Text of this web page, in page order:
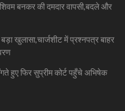
बनकर की दमदार वापसी,बदले और
खुलासा,चार्जशीट में प्रश्नपत्र बाहर
हुए फिर सुप्रीम कोर्ट पहुँचे अभिषेक